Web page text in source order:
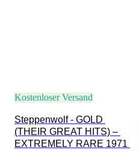
Kostenloser Versand
Steppenwolf - GOLD
(THEIR GREAT HITS) –
EXTREMELY RARE 1971